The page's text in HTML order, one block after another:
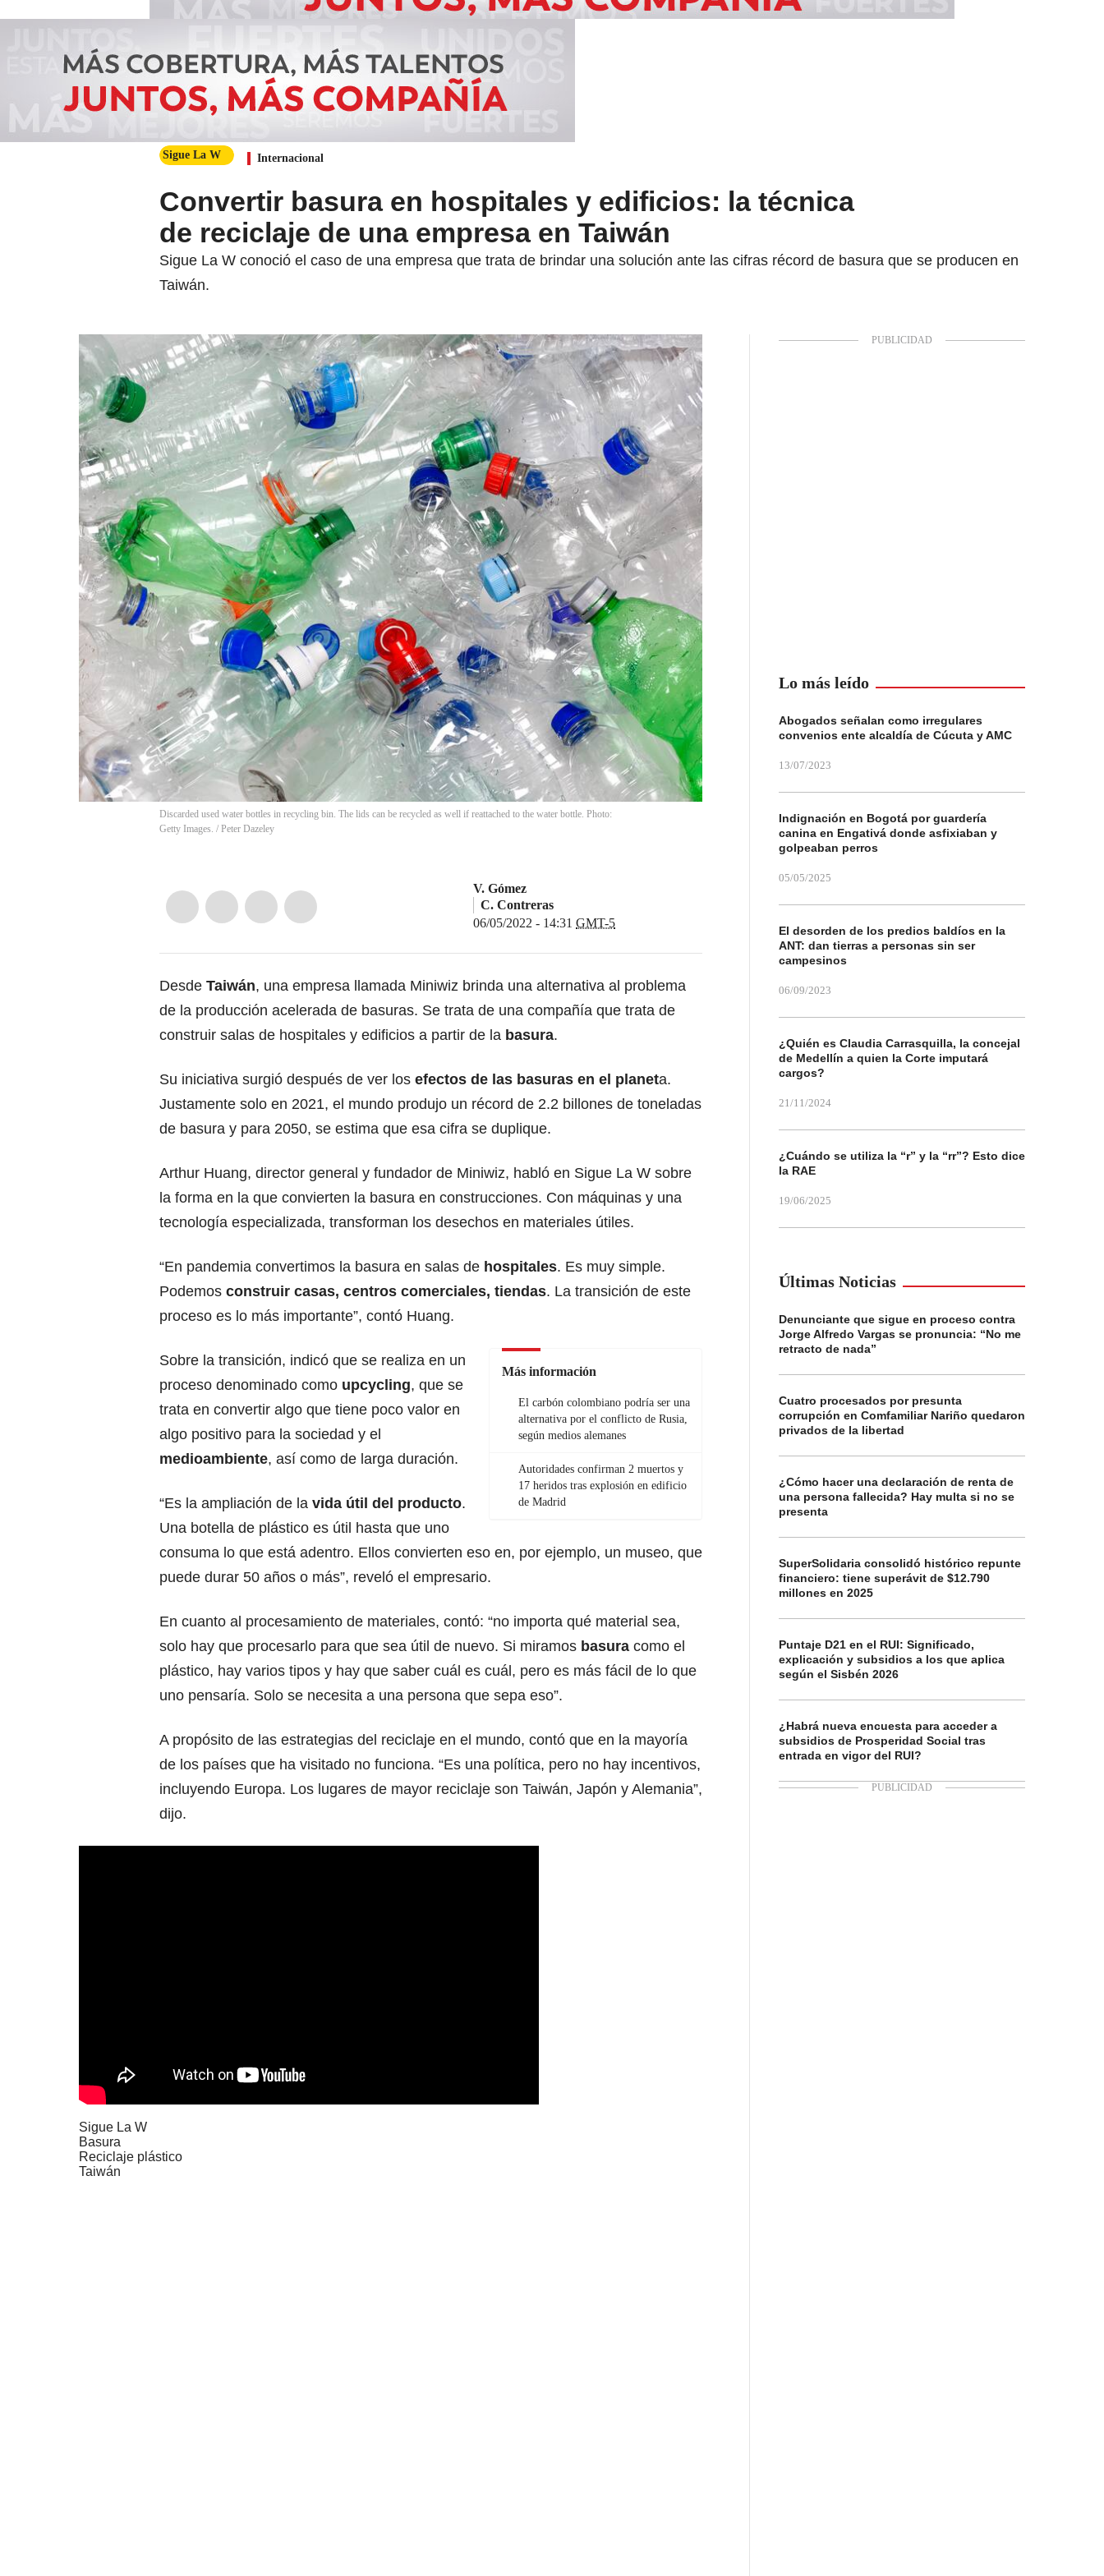
Sigue La W Internacional
Convertir basura en hospitales y edificios: la técnica
de reciclaje de una empresa en Taiwán
Sigue La W conoció el caso de una empresa que trata de brindar una solución ante las cifras récord de basura que se producen en
Taiwán.
Discarded used water bottles in recycling bin. The lids can be recycled as well if reattached to the water bottle. Photo:
Getty Images. / Peter Dazeley
V. Gómez
C. Contreras
06/05/2022 - 14:31 GMT-5
Desde Taiwán, una empresa llamada Miniwiz brinda una alternativa al problema
de la producción acelerada de basuras. Se trata de una compañía que trata de
construir salas de hospitales y edificios a partir de la basura.
Su iniciativa surgió después de ver los efectos de las basuras en el planeta.
Justamente solo en 2021, el mundo produjo un récord de 2.2 billones de toneladas
de basura y para 2050, se estima que esa cifra se duplique.
Arthur Huang, director general y fundador de Miniwiz, habló en Sigue La W sobre
la forma en la que convierten la basura en construcciones. Con máquinas y una
tecnología especializada, transforman los desechos en materiales útiles.
“En pandemia convertimos la basura en salas de hospitales. Es muy simple.
Podemos construir casas, centros comerciales, tiendas. La transición de este
proceso es lo más importante”, contó Huang.
Más información
El carbón colombiano podría ser una
alternativa por el conflicto de Rusia,
según medios alemanes
Autoridades confirman 2 muertos y
17 heridos tras explosión en edificio
de Madrid
Sobre la transición, indicó que se realiza en un
proceso denominado como upcycling, que se
trata en convertir algo que tiene poco valor en
algo positivo para la sociedad y el
medioambiente, así como de larga duración.
“Es la ampliación de la vida útil del producto.
Una botella de plástico es útil hasta que uno
consuma lo que está adentro. Ellos convierten eso en, por ejemplo, un museo, que
puede durar 50 años o más”, reveló el empresario.
En cuanto al procesamiento de materiales, contó: “no importa qué material sea,
solo hay que procesarlo para que sea útil de nuevo. Si miramos basura como el
plástico, hay varios tipos y hay que saber cuál es cuál, pero es más fácil de lo que
uno pensaría. Solo se necesita a una persona que sepa eso”.
A propósito de las estrategias del reciclaje en el mundo, contó que en la mayoría
de los países que ha visitado no funciona. “Es una política, pero no hay incentivos,
incluyendo Europa. Los lugares de mayor reciclaje son Taiwán, Japón y Alemania”,
dijo.
Sigue La W
Basura
Reciclaje plástico
Taiwán
Lo más leído
Abogados señalan como irregulares
convenios ente alcaldía de Cúcuta y AMC
13/07/2023
Indignación en Bogotá por guardería
canina en Engativá donde asfixiaban y
golpeaban perros
05/05/2025
El desorden de los predios baldíos en la
ANT: dan tierras a personas sin ser
campesinos
06/09/2023
¿Quién es Claudia Carrasquilla, la concejal
de Medellín a quien la Corte imputará
cargos?
21/11/2024
¿Cuándo se utiliza la “r” y la “rr”? Esto dice
la RAE
19/06/2025
Últimas Noticias
Denunciante que sigue en proceso contra
Jorge Alfredo Vargas se pronuncia: “No me
retracto de nada”
Cuatro procesados por presunta
corrupción en Comfamiliar Nariño quedaron
privados de la libertad
¿Cómo hacer una declaración de renta de
una persona fallecida? Hay multa si no se
presenta
SuperSolidaria consolidó histórico repunte
financiero: tiene superávit de $12.790
millones en 2025
Puntaje D21 en el RUI: Significado,
explicación y subsidios a los que aplica
según el Sisbén 2026
¿Habrá nueva encuesta para acceder a
subsidios de Prosperidad Social tras
entrada en vigor del RUI?